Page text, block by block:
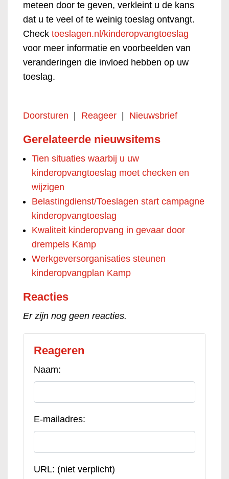
meteen door te geven, verkleint u de kans
dat u te veel of te weinig toeslag ontvangt.
Check toeslagen.nl/kinderopvangtoeslag
voor meer informatie en voorbeelden van
veranderingen die invloed hebben op uw
toeslag.
Doorsturen | Reageer | Nieuwsbrief
Gerelateerde nieuwsitems
Tien situaties waarbij u uw
kinderopvangtoeslag moet checken en
wijzigen
Belastingdienst/Toeslagen start campagne
kinderopvangtoeslag
Kwaliteit kinderopvang in gevaar door
drempels Kamp
Werkgeversorganisaties steunen
kinderopvangplan Kamp
Reacties
Er zijn nog geen reacties.
Reageren
Naam:
E-mailadres:
URL: (niet verplicht)